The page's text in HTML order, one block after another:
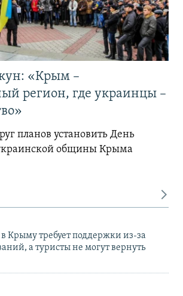
«Крым –
регион, где украинцы –
планов установить День
общины Крыма
Крыму требует поддержки из-за
а туристы не могут вернуть